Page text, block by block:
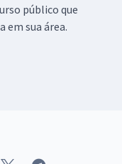
público que
em sua área.